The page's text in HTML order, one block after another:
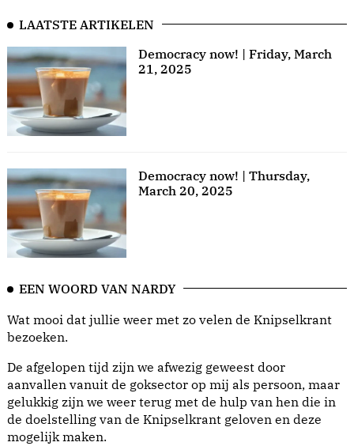
LAATSTE ARTIKELEN
Democracy now! | Friday, March
21, 2025
Democracy now! | Thursday,
March 20, 2025
EEN WOORD VAN NARDY
Wat mooi dat jullie weer met zo velen de Knipselkrant
bezoeken.
De afgelopen tijd zijn we afwezig geweest door
aanvallen vanuit de goksector op mij als persoon, maar
gelukkig zijn we weer terug met de hulp van hen die in
de doelstelling van de Knipselkrant geloven en deze
mogelijk maken.